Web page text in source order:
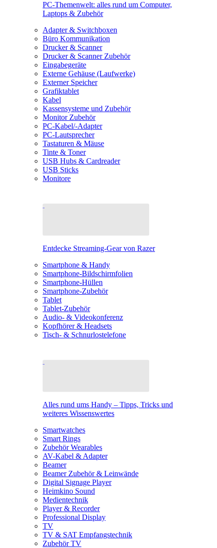
PC-Themenwelt: alles rund um Computer,
Laptops & Zubehör
Adapter & Switchboxen
Büro Kommunikation
Drucker & Scanner
Drucker & Scanner Zubehör
Eingabegeräte
Externe Gehäuse (Laufwerke)
Externer Speicher
Grafiktablet
Kabel
Kassensysteme und Zubehör
Monitor Zubehör
PC-Kabel/-Adapter
PC-Lautsprecher
Tastaturen & Mäuse
Tinte & Toner
USB Hubs & Cardreader
USB Sticks
Monitore
Entdecke Streaming-Gear von Razer
Smartphone & Handy
Smartphone-Bildschirmfolien
Smartphone-Hüllen
Smartphone-Zubehör
Tablet
Tablet-Zubehör
Audio- & Videokonferenz
Kopfhörer & Headsets
Tisch- & Schnurlostelefone
Alles rund ums Handy – Tipps, Tricks und
weiteres Wissenswertes
Smartwatches
Smart Rings
Zubehör Wearables
AV-Kabel & Adapter
Beamer
Beamer Zubehör & Leinwände
Digital Signage Player
Heimkino Sound
Medientechnik
Player & Recorder
Professional Display
TV
TV & SAT Empfangstechnik
Zubehör TV